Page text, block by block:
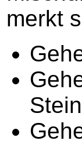
merkt